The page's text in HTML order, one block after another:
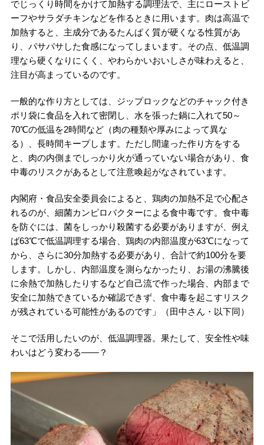
でじっくり時間をかけて加熱する調理法で、主にローストビ
ーフやサラダチキンなどを作るときに用います。肉は高温で
加熱すると、主成分であるたんぱく質が硬くなる性質があ
り、パサパサした食感になってしまいます。その点、低温調
理なら硬くなりにくく、やわらかいおいしさが味わえると、
注目が高まっているのです。
一般的な作り方としては、ジップロックなどのチャック付き
ポリ袋に食品を入れて密閉し、水を張った鍋に入れて50～
70℃の低温を2時間など（肉の種類や厚みによって異な
る）、長時間キープします。ただし間違った作り方をする
と、肉の内側までしっかり火が通っていない場合があり、食
中毒のリスクがあるとして注意喚起がなされています。
内閣府・食品安全委員会によると、鶏肉の加熱不足で心配さ
れるのが、細菌カンピロバクターによる食中毒です。食中毒
を防ぐには、菌をしっかり殺菌する必要がありますが、例え
ば63℃で低温調理する場合、鶏肉の内部温度が63℃になって
から、さらに30分加熱する必要があり、合計で約100分を要
します。しかし、内部温度を測らなかったり、お湯の沸騰後
に余熱で加熱したりするなど自己流で作った場合、内部まで
安全に加熱できているか確認できず、食中毒を起こすリスク
が残されている可能性があるのです」（田中さん・以下同）
そこで活用したいのが、低温調理器。果たして、安全性や味
わいはどう変わる――？